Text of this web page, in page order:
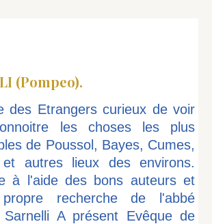
(Pompeo).
des Etrangers curieux de voir
les choses les plus
de Poussol, Bayes, Cumes,
et autres lieux des environs.
à l'aide des bons auteurs et
recherche de l'abbé
Sarnelli A présent Evêque de